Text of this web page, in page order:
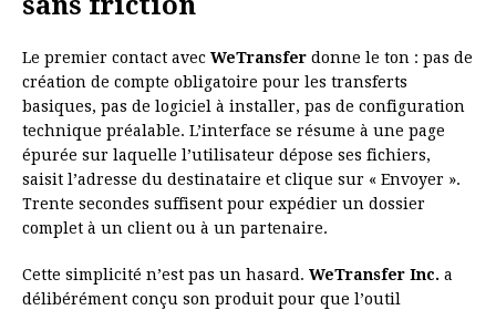
Le premier contact avec WeTransfer donne le ton : pas de
création de compte obligatoire pour les transferts
basiques, pas de logiciel à installer, pas de configuration
technique préalable. L’interface se résume à une page
épurée sur laquelle l’utilisateur dépose ses fichiers,
saisit l’adresse du destinataire et clique sur « Envoyer ».
Trente secondes suffisent pour expédier un dossier
complet à un client ou à un partenaire.
Cette simplicité n’est pas un hasard. WeTransfer Inc. a
délibérément conçu son produit pour que l’outil